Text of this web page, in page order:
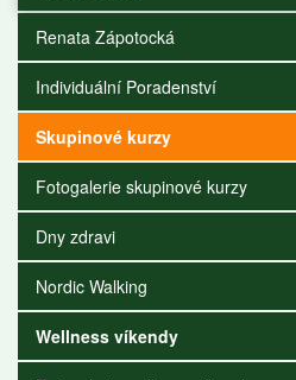
Renata Zápotocká
Individuální Poradenství
Skupinové kurzy
Fotogalerie skupinové kurzy
Dny zdravi
Nordic Walking
Wellness víkendy